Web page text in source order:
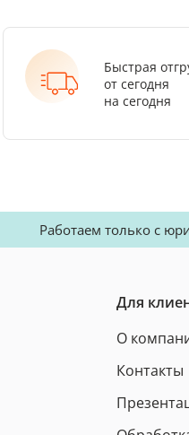
Быстрая
от сегодня
на сегодня
Работаем только с
Для
О
Контакты